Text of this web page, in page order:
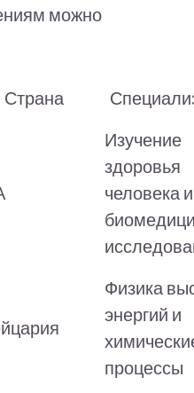
можно
Страна
Изучение
здоровья
человека и
Физика
энергий и
процессы